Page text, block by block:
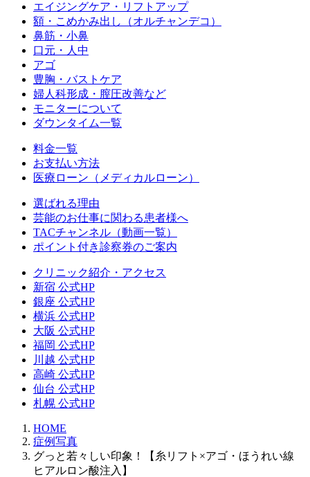
エイジングケア・リフトアップ
額・こめかみ出し（オルチャンデコ）
鼻筋・小鼻
口元・人中
アゴ
豊胸・バストケア
婦人科形成・膣圧改善など
モニターについて
ダウンタイム一覧
料金一覧
お支払い方法
医療ローン（メディカルローン）
選ばれる理由
芸能のお仕事に関わる患者様へ
TACチャンネル（動画一覧）
ポイント付き診察券のご案内
クリニック紹介・アクセス
新宿 公式HP
銀座 公式HP
横浜 公式HP
大阪 公式HP
福岡 公式HP
川越 公式HP
高崎 公式HP
仙台 公式HP
札幌 公式HP
HOME
症例写真
グっと若々しい印象！【糸リフト×アゴ・ほうれい線
ヒアルロン酸注入】